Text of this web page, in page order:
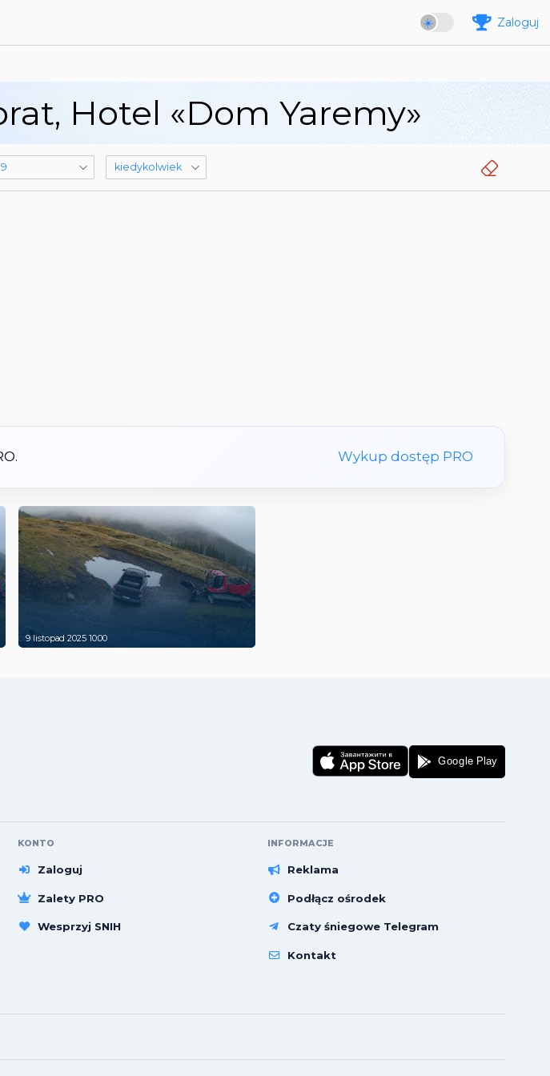
Zaloguj
Hotel «Dom Yaremy»
Wykup dostęp PRO
9 listopad 2025 10:00
KONTO
Zaloguj
Zalety PRO
Wesprzyj SNIH
INFORMACJE
Reklama
Podłącz ośrodek
Czaty śniegowe Telegram
Kontakt